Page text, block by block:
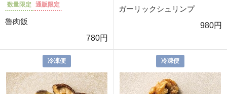
数量限定 通販限定
魯肉飯
780円
ガーリックシュリンプ
980円
冷凍便 冷凍便